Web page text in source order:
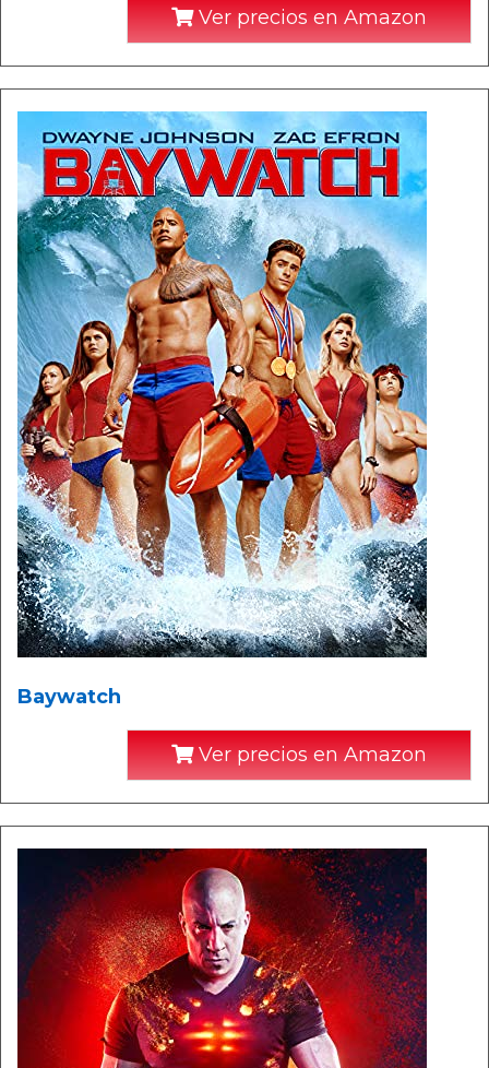
Ver precios en Amazon
Baywatch
Ver precios en Amazon